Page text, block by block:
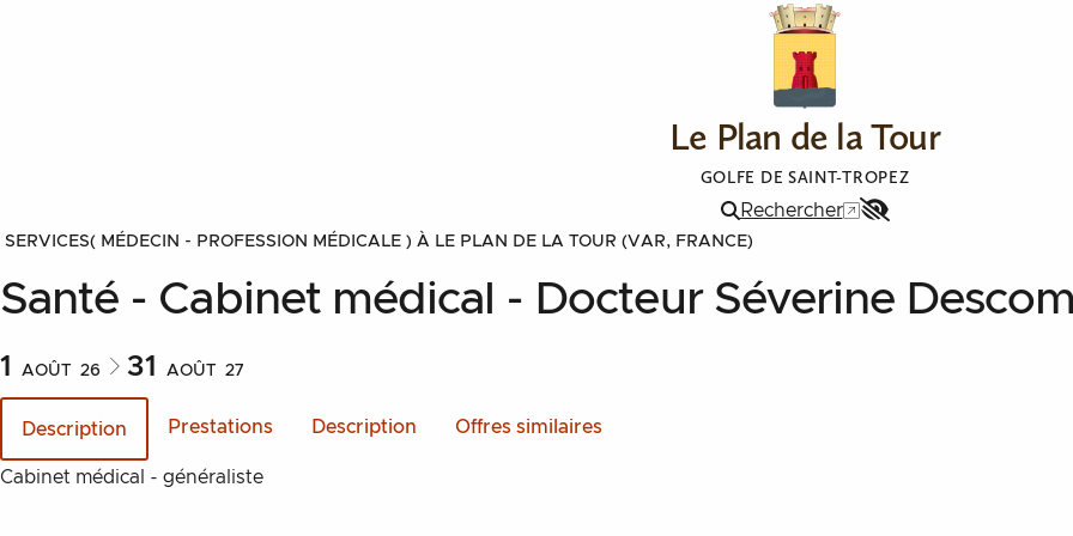
Le Plan de la Tour
GOLFE DE SAINT-TROPEZ
Menu
Rechercher
SERVICES( MÉDECIN - PROFESSION MÉDICALE ) À LE PLAN DE LA TOUR (VAR, FRANCE)
Santé - Cabinet médical - Docteur Séverine
1 AOÛT 26 31 AOÛT 27
Description Prestations Description Offres similaires
Description
Cabinet médical - généraliste